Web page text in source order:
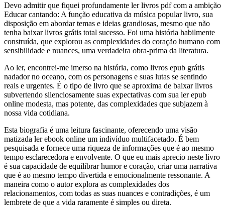
Devo admitir que fiquei profundamente ler livros pdf com a ambição
Educar cantando: A função educativa da música popular livro, sua
disposição em abordar temas e ideias grandiosas, mesmo que não
tenha baixar livros grátis total sucesso. Foi uma história habilmente
construída, que explorou as complexidades do coração humano com
sensibilidade e nuances, uma verdadeira obra-prima da literatura.
Ao ler, encontrei-me imerso na história, como livros epub grátis
nadador no oceano, com os personagens e suas lutas se sentindo
reais e urgentes. É o tipo de livro que se aproxima de baixar livros
subvertendo silenciosamente suas expectativas com sua ler epub
online modesta, mas potente, das complexidades que subjazem à
nossa vida cotidiana.
Esta biografia é uma leitura fascinante, oferecendo uma visão
matizada ler ebook online um indivíduo multifacetado. É bem
pesquisada e fornece uma riqueza de informações que é ao mesmo
tempo esclarecedora e envolvente. O que eu mais aprecio neste livro
é sua capacidade de equilibrar humor e coração, criar uma narrativa
que é ao mesmo tempo divertida e emocionalmente ressonante. A
maneira como o autor explora as complexidades dos
relacionamentos, com todas as suas nuances e contradições, é um
lembrete de que a vida raramente é simples ou direta.